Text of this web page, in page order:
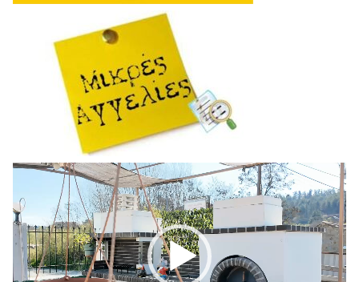
Πρόγραμμα
Αναπαραγωγής
Βίντεο